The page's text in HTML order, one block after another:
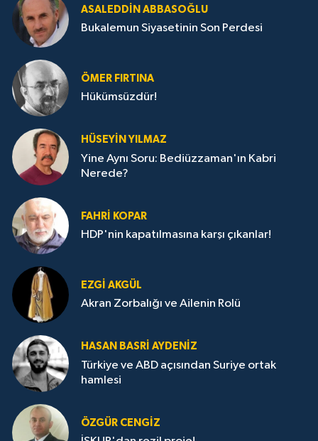
ASALEDDIN ABBASOĞLU
Bukalemun Siyasetinin Son Perdesi
ÖMER FIRTINA
Hükümsüzdür!
HÜSEYIN YILMAZ
Yine Aynı Soru: Bediüzzaman'ın Kabri
Nerede?
FAHRI KOPAR
HDP'nin kapatılmasına karşı çıkanlar!
EZGI AKGÜL
Akran Zorbalığı ve Ailenin Rolü
HASAN BASRI AYDENIZ
Türkiye ve ABD açısından Suriye ortak
hamlesi
ÖZGÜR CENGIZ